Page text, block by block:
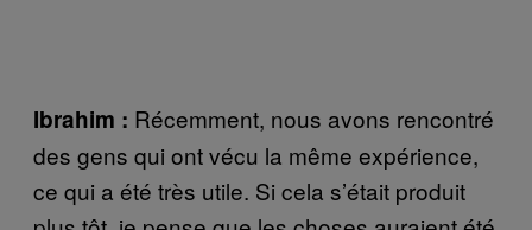
Ibrahim : Récemment, nous avons rencontré
des gens qui ont vécu la même expérience,
ce qui a été très utile. Si cela s’était produit